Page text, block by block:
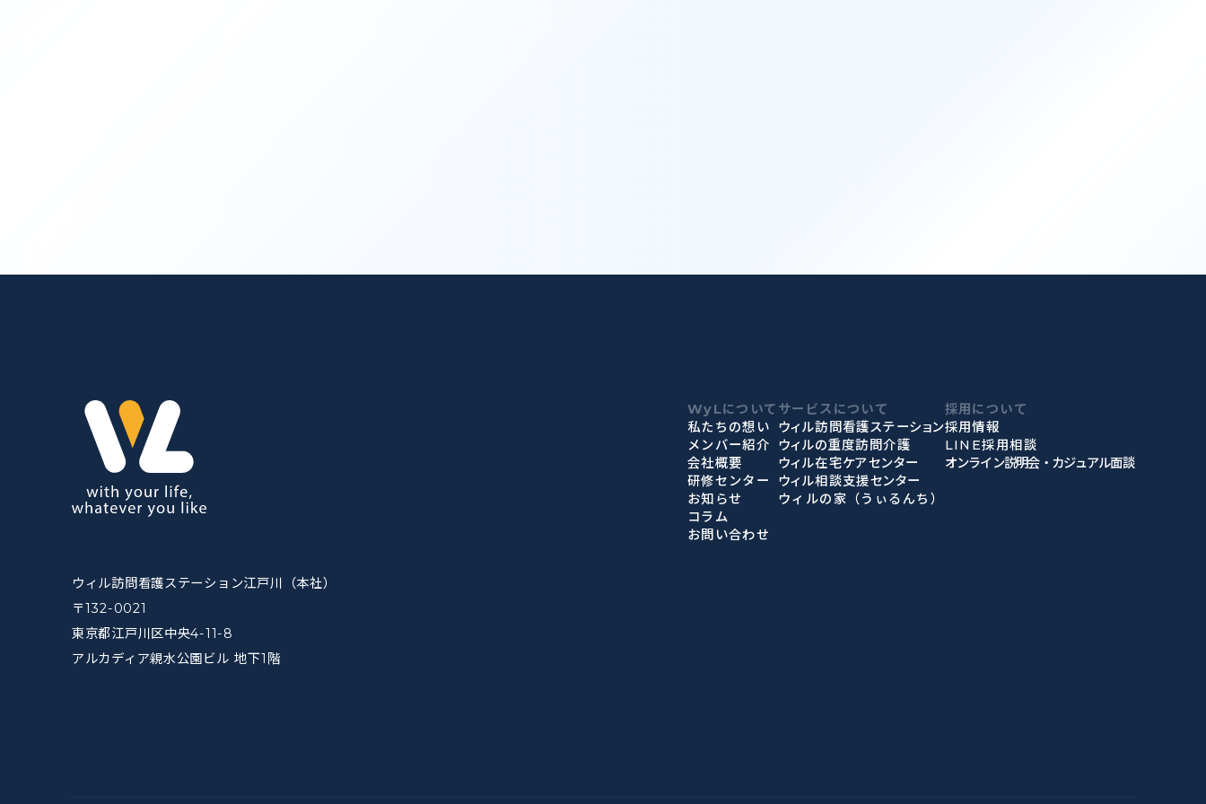
ウィル訪問看護ステーション江戸川（本社）
〒132-0021
東京都江戸川区中央4-11-8
アルカディア親水公園ビル 地下1階
WyLについて
私たちの想い
メンバー紹介
会社概要
研修センター
お知らせ
コラム
お問い合わせ
サービスについて
ウィル訪問看護ステーション
ウィルの重度訪問介護
ウィル在宅ケアセンター
ウィル相談支援センター
ウィルの家（うぃるんち）
採用について
採用情報
LINE採用相談
オンライン説明会・カジュアル面談